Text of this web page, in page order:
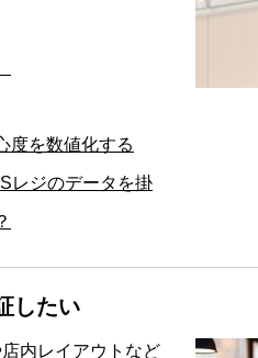
度を数値化する
レジのデータを掛
したい
内レイアウトなど